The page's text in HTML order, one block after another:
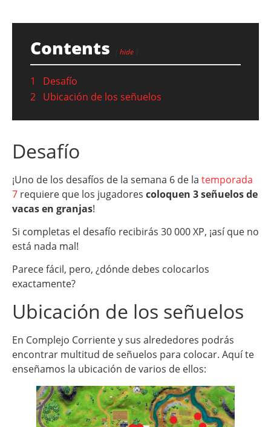
Contents hide
1
Desafío
2 Ubicación de los señuelos
Desafío
¡Uno de los desafíos de la semana 6 de la temporada
7 requiere que los jugadores coloquen 3 señuelos de
vacas en granjas!
Si completas el desafío recibirás 30 000 XP, ¡así que no
está nada mal!
Parece fácil, pero, ¿dónde debes colocarlos
exactamente?
Ubicación de los señuelos
En Complejo Corriente y sus alrededores podrás
encontrar multitud de señuelos para colocar. Aquí te
enseñamos la ubicación de varios de ellos: